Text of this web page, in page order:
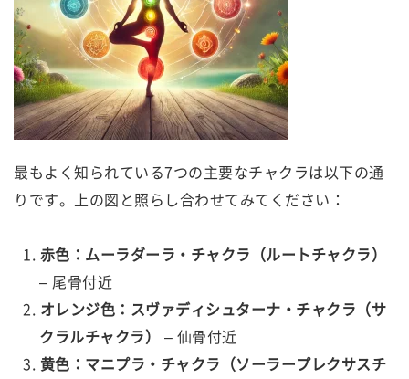
最もよく知られている7つの主要なチャクラは以下の通
りです。上の図と照らし合わせてみてください：
赤色：ムーラダーラ・チャクラ（ルートチャクラ）
– 尾骨付近
オレンジ色：スヴァディシュターナ・チャクラ（サ
クラルチャクラ）
– 仙骨付近
黄色：マニプラ・チャクラ（ソーラープレクサスチ